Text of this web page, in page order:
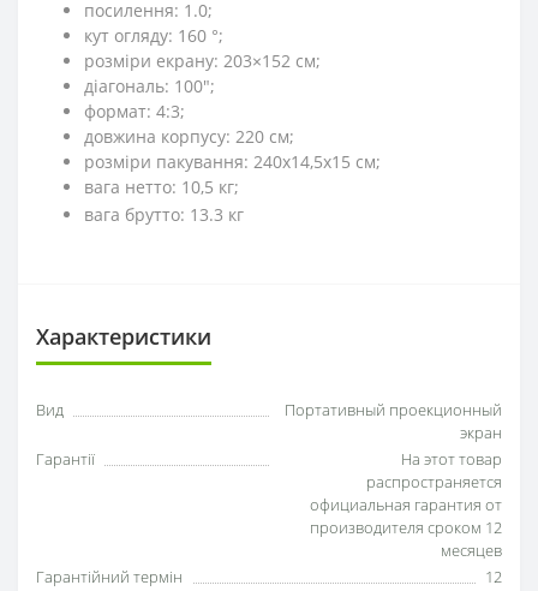
посилення: 1.0;
кут огляду: 160 °;
розміри екрану: 203×152 см;
діагональ: 100";
формат: 4:3;
довжина корпусу: 220 см;
розміри пакування: 240x14,5x15 см;
вага нетто: 10,5 кг;
вага брутто: 13.3 кг
Характеристики
Вид
Портативный проекционный
экран
Гарантії
На этот товар
распространяется
официальная гарантия от
производителя сроком 12
месяцев
Гарантійний термін
12